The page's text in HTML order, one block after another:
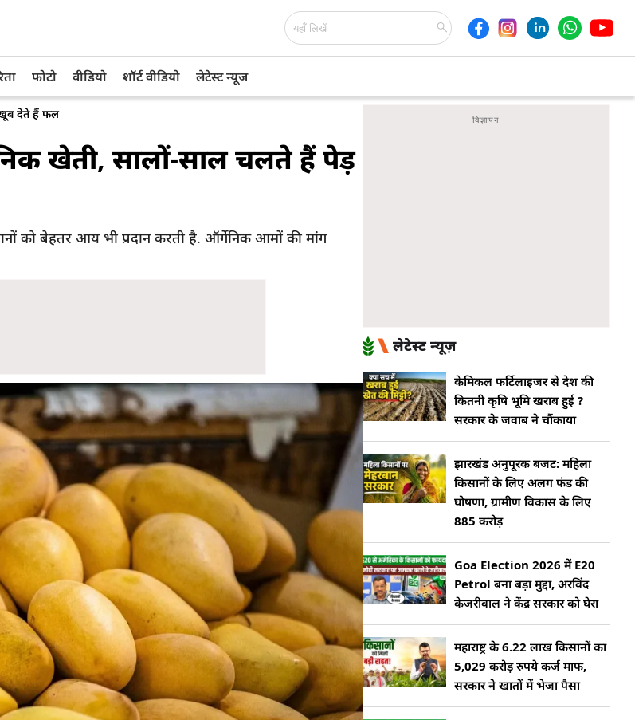
फोटो वीडियो शॉर्ट वीडियो लेटेस्ट न्यूज
देते हैं फल
खेती, सालों-साल चलते हैं पेड़
को बेहतर आय भी प्रदान करती है. ऑर्गेनिक आमों की मांग
लेटेस्ट न्यूज़
केमिकल फर्टिलाइजर से देश की
कितनी कृषि भूमि खराब हुई ?
सरकार के जवाब ने चौंकाया
झारखंड अनुपूरक बजट: महिला
किसानों के लिए अलग फंड की
घोषणा, ग्रामीण विकास के लिए
885 करोड़
Goa Election 2026 में E20
Petrol बना बड़ा मुद्दा, अरविंद
केजरीवाल ने केंद्र सरकार को घेरा
महाराष्ट्र के 6.22 लाख किसानों का
5,029 करोड़ रुपये कर्ज माफ,
सरकार ने खातों में भेजा पैसा